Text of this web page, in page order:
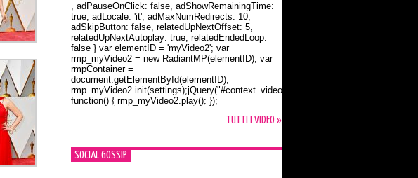
Orlando Bloom e la t-shirt dedicata a Flynn
, adPauseOnClick: false, adShowRemainingTime:
true, adLocale: 'it', adMaxNumRedirects: 10,
adSkipButton: false, relatedUpNextOffset: 5,
relatedUpNextAutoplay: true, relatedEndedLoop:
false } var elementID = 'myVideo2'; var
rmp_myVideo2 = new RadiantMP(elementID); var
rmpContainer =
document.getElementById(elementID);
rmp_myVideo2.init(settings);jQuery("#context_video2").one("mouseover",
function() { rmp_myVideo2.play(); });
TUTTI I VIDEO »
SOCIAL GOSSIP